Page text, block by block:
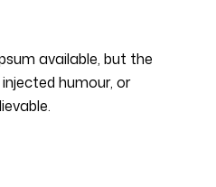
available, but the
humour, or